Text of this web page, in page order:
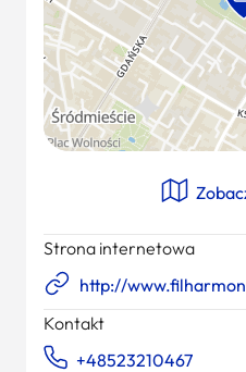
Strona internetowa
http://
Kontakt
+48523210467